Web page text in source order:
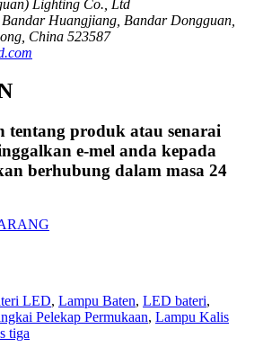
Lighting Co., Ltd
Huangjiang, Bandar Dongguan,
China 523587
tentang produk atau senarai
e-mel anda kepada
berhubung dalam masa 24
LED, Lampu Baten, LED bateri,
Pelekap Permukaan, Lampu Kalis
tiga